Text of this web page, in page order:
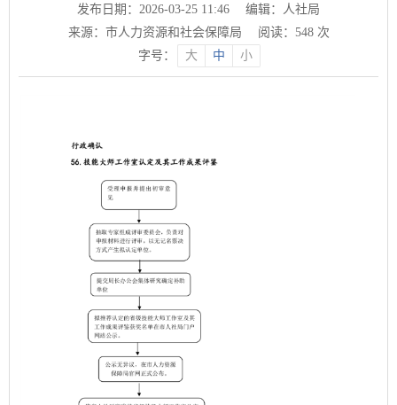
发布日期：2026-03-25 11:46
编辑：人社局
来源：市人力资源和社会保障局
阅读： 548次
字号：
大 中 小